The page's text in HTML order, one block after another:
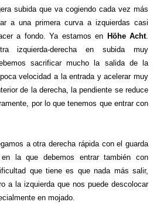
subida que va cogiendo cada vez más
a una primera curva a izquierdas casi
a fondo. Ya estamos en Höhe Acht.
izquierda-derecha en subida muy
sacrificar mucho la salida de la
velocidad a la entrada y acelerar muy
de la derecha, la pendiente se reduce
por lo que tenemos que entrar con
a otra derecha rápida con el guarda
la que debemos entrar también con
que tiene es que nada más salir,
a la izquierda que nos puede descolocar
en mojado.